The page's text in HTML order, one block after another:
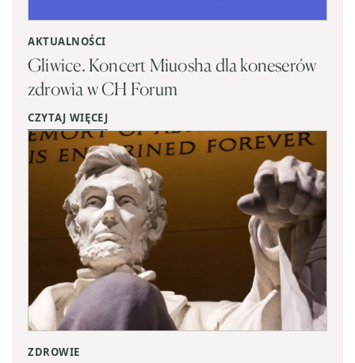
AKTUALNOŚCI
Gliwice. Koncert Miuosha dla koneserów
zdrowia w CH Forum
CZYTAJ WIĘCEJ
ZDROWIE